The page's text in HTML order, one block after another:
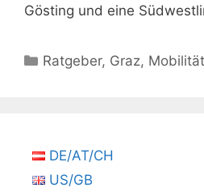
Gösting und eine
Kategorien
Ratgeber, Graz, Mobilität
DE/AT/CH
US/GB